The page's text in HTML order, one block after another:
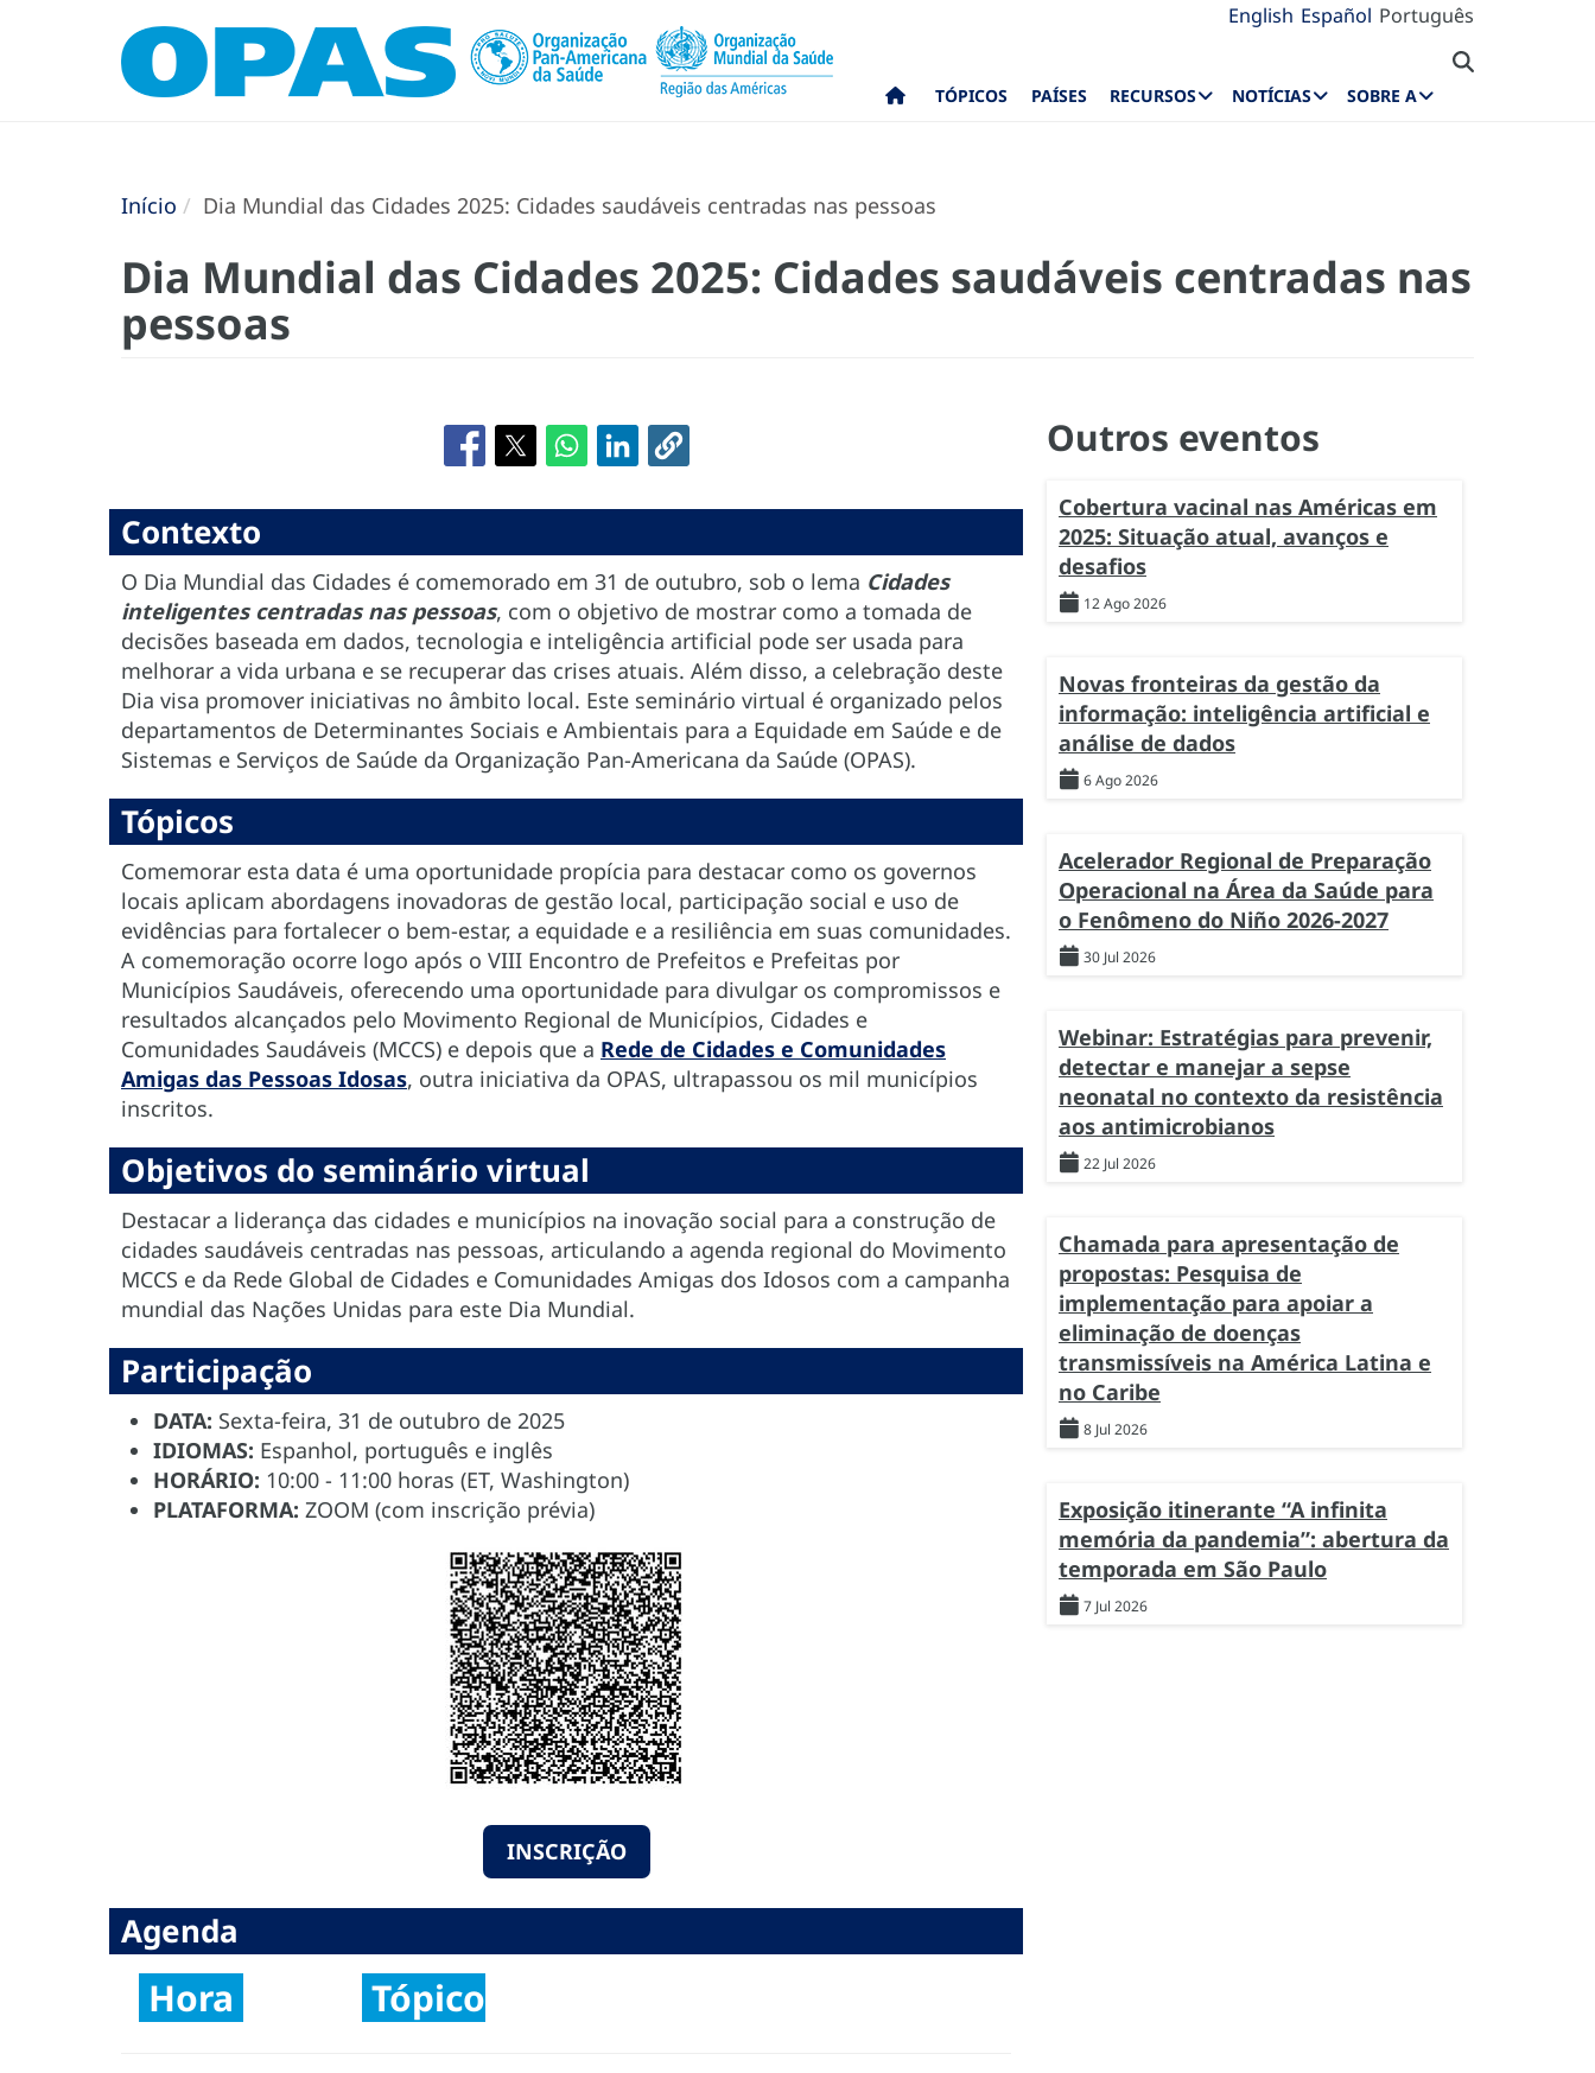
English Español Português
TÓPICOS PAÍSES RECURSOS NOTÍCIAS SOBRE A
Início Dia Mundial das Cidades 2025: Cidades saudáveis centradas nas pessoas
Dia Mundial das Cidades 2025: Cidades saudáveis centradas nas
pessoas
Contexto
O Dia Mundial das Cidades é comemorado em 31 de outubro, sob o lema Cidades
inteligentes centradas nas pessoas, com o objetivo de mostrar como a tomada de
decisões baseada em dados, tecnologia e inteligência artificial pode ser usada para
melhorar a vida urbana e se recuperar das crises atuais. Além disso, a celebração deste
Dia visa promover iniciativas no âmbito local. Este seminário virtual é organizado pelos
departamentos de Determinantes Sociais e Ambientais para a Equidade em Saúde e de
Sistemas e Serviços de Saúde da Organização Pan-Americana da Saúde (OPAS).
Tópicos
Comemorar esta data é uma oportunidade propícia para destacar como os governos
locais aplicam abordagens inovadoras de gestão local, participação social e uso de
evidências para fortalecer o bem-estar, a equidade e a resiliência em suas comunidades.
A comemoração ocorre logo após o VIII Encontro de Prefeitos e Prefeitas por
Municípios Saudáveis, oferecendo uma oportunidade para divulgar os compromissos e
resultados alcançados pelo Movimento Regional de Municípios, Cidades e
Comunidades Saudáveis (MCCS) e depois que a Rede de Cidades e Comunidades
Amigas das Pessoas Idosas, outra iniciativa da OPAS, ultrapassou os mil municípios
inscritos.
Objetivos do seminário virtual
Destacar a liderança das cidades e municípios na inovação social para a construção de
cidades saudáveis centradas nas pessoas, articulando a agenda regional do Movimento
MCCS e da Rede Global de Cidades e Comunidades Amigas dos Idosos com a campanha
mundial das Nações Unidas para este Dia Mundial.
Participação
DATA: Sexta-feira, 31 de outubro de 2025
IDIOMAS: Espanhol, português e inglês
HORÁRIO: 10:00 - 11:00 horas (ET, Washington)
PLATAFORMA: ZOOM (com inscrição prévia)
INSCRIÇÃO
Agenda
Hora Tópico
Outros eventos
Cobertura vacinal nas Américas em
2025: Situação atual, avanços e
desafios
12 Ago 2026
Novas fronteiras da gestão da
informação: inteligência artificial e
análise de dados
6 Ago 2026
Acelerador Regional de Preparação
Operacional na Área da Saúde para
o Fenômeno do Niño 2026-2027
30 Jul 2026
Webinar: Estratégias para prevenir,
detectar e manejar a sepse
neonatal no contexto da resistência
aos antimicrobianos
22 Jul 2026
Chamada para apresentação de
propostas: Pesquisa de
implementação para apoiar a
eliminação de doenças
transmissíveis na América Latina e
no Caribe
8 Jul 2026
Exposição itinerante “A infinita
memória da pandemia”: abertura da
temporada em São Paulo
7 Jul 2026